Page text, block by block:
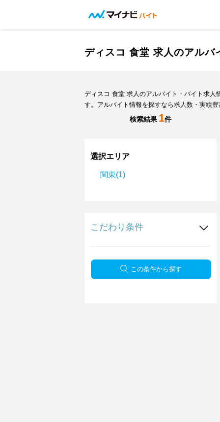
ディスコ 食堂 求人のアルバ
ディスコ 食堂 求人のアルバイト・バイト求
す。アルバイト情報を探すなら求人数・実績
検索結果 1件
選択エリア
関東(1)
こだわり条件
この条件から探す